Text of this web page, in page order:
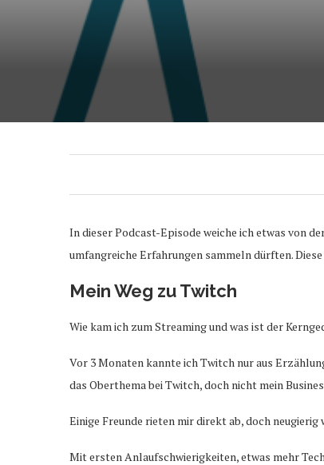
In dieser Podcast-Episode weiche ich etwas von
umfangreiche Erfahrungen sammeln dürften.
Mein Weg zu Twitch
Wie kam ich zum Streaming und was ist der
Vor 3 Monaten kannte ich Twitch nur aus
das Oberthema bei Twitch, doch nicht mein
Einige Freunde rieten mir direkt ab, doch neugierig
Mit ersten Anlaufschwierigkeiten, etwas mehr